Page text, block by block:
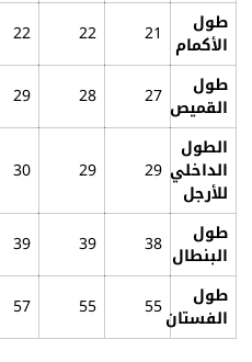
طول
الأكمام 21
22
22
طول
القميص 27
28
29
الطول
الداخلي
للأرجل
29
29
30
طول
البنطال 38
39
39
طول
الفستان55
55
57